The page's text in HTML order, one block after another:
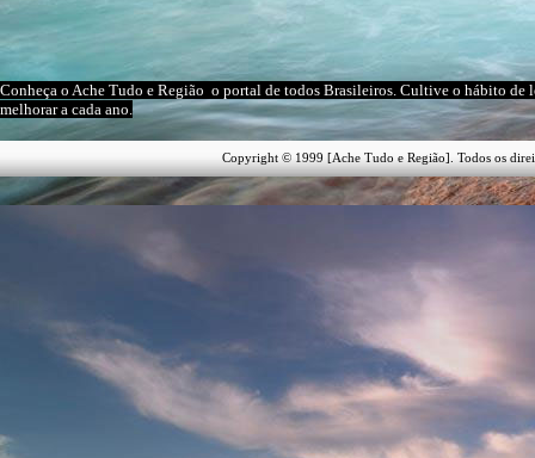
Conheça o Ache Tudo e Região o portal de todos Brasileiros. Cultive o hábito de
melhorar a cada ano.
Copyright © 1999 [Ache Tudo e Região]. Todos os